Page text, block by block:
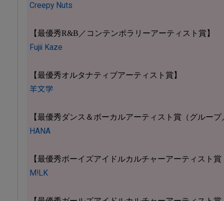
Creepy Nuts
【最優秀R&B／コンテンポラリーアーティスト賞】
Fujii Kaze
【最優秀オルタナティブアーティスト賞】
羊文学
【最優秀ダンス＆ボーカルアーティスト賞（グルー
HANA
【最優秀ボーイズアイドルカルチャーアーティスト
M!LK